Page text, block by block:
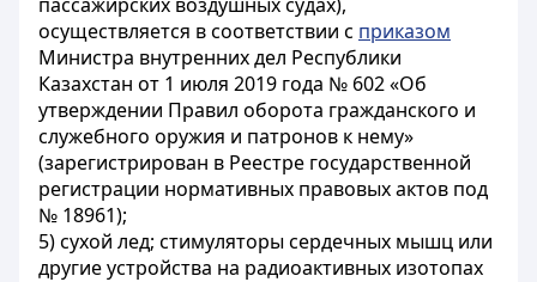
осуществляется в соответствии с приказом
Министра внутренних дел Республики
Казахстан от 1 июля 2019 года № 602 «Об
утверждении Правил оборота гражданского и
служебного оружия и патронов к нему»
(зарегистрирован в Реестре государственной
регистрации нормативных правовых актов под
№ 18961);
5) сухой лед; стимуляторы сердечных мышц или
другие устройства на радиоактивных изотопах